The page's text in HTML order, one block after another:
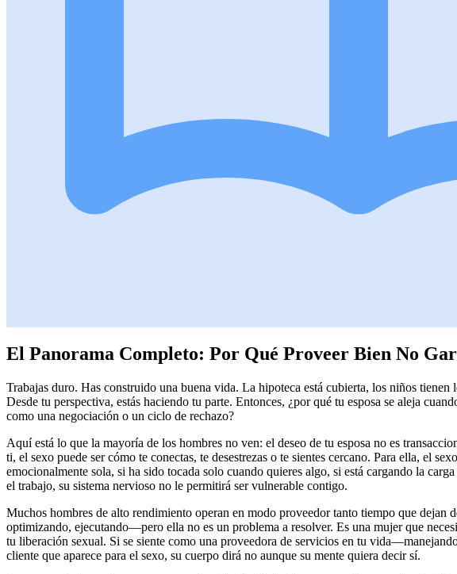
El Panorama Completo: Por Qué Proveer Bien No
Trabajas duro. Has construido una buena vida. La hipoteca está cubierta, los niños tienen
Desde tu perspectiva, estás haciendo tu parte. Entonces, ¿por qué tu esposa se aleja
como una negociación o un ciclo de rechazo?
Aquí está lo que la mayoría de los hombres no ven: el deseo de tu esposa no es
ti, el sexo puede ser cómo te conectas, te desestrezas o te sientes cercano. Para ella, el
emocionalmente sola, si ha sido tocada solo cuando quieres algo, si está cargando la
el trabajo, su sistema nervioso no le permitirá ser vulnerable contigo.
Muchos hombres de alto rendimiento operan en modo proveedor tanto tiempo que dejan
optimizando, ejecutando—pero ella no es un problema a resolver. Es una mujer que
tu liberación sexual. Si se siente como una proveedora de servicios en tu
cliente que aparece para el sexo, su cuerpo dirá no aunque su mente quiera decir sí.